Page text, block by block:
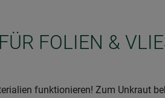
FOLIEN &
funktionieren! Zum Unkraut